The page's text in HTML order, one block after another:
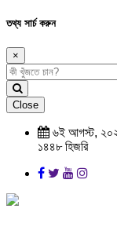
তথ্য সার্চ করুন
×
Close
৬ই আগস্ট, ২০২৬
১৪৪৮ হিজরি